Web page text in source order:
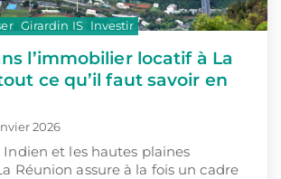
l’immobilier locatif à La
ce qu’il faut savoir en
2026
Indien et les hautes plaines
Réunion assure à la fois un cadre
Girardin IS Investir